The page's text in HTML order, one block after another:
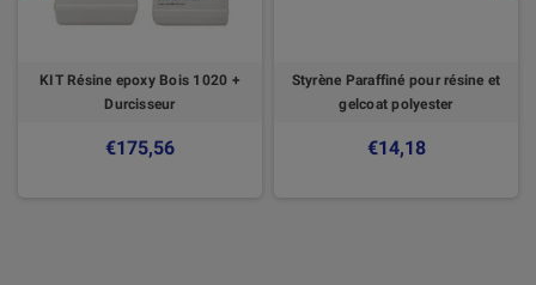
KIT Résine epoxy Bois 1020 +
Durcisseur
€175,56
Styrène Paraffiné pour résine et
gelcoat polyester
€14,18